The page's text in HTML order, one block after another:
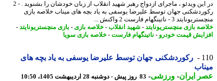
در این ویدئو ، ماجرای ازدواج رهبر شهید انقلاب از زبان خودشان را بشنوید . - 2
جهان توسط علیرضا یوسفی به یاد بچه های میناب خلاصه بازی
3 - ناتینگهام فارست 2 واکنش ...
بازی منچستریونایتد-شهید انقلاب-خلاصه بازی - بازی منچستریونایتد-
قیمت خودرو-ناتینگهام فارست -خلاصه بازی سویا
رکوردشکنی جهان توسط علیرضا یوسفی به یاد بچه های
ایران- ورزشی-83 روز پیش - دوشنبه 28 اردیبهشت 1405، 10:50